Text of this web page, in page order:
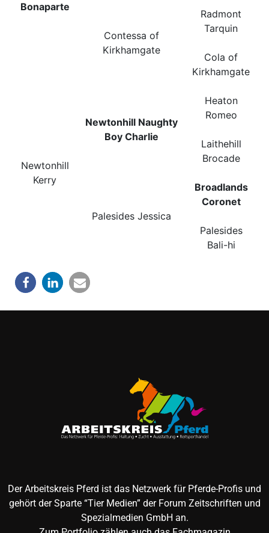
Bonaparte
Contessa of
Kirkhamgate
Radmont
Tarquin
Cola of
Kirkhamgate
Newtonhill
Kerry
Newtonhill Naughty
Boy Charlie
Heaton
Romeo
Laithehill
Brocade
Palesides Jessica
Broadlands
Coronet
Palesides
Bali-hi
Der Arbeitskreis Pferd ist das Netzwerk für Pferde-Profis und
gehört der Sparte “Tier Medien” der Forum Zeitschriften und
Spezialmedien GmbH an.